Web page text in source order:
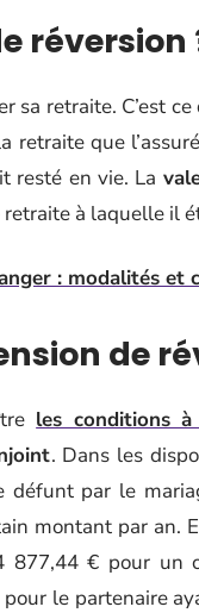
réversion
sa retraite. C’est
retraite que
resté en vie. La
à laquelle il
: modalités et
de
les conditions
. Dans les
par le
montant par an.
€ pour un
le partenaire